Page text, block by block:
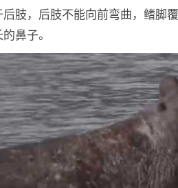
肢，后肢不能向前弯曲，鳍脚
鼻子。